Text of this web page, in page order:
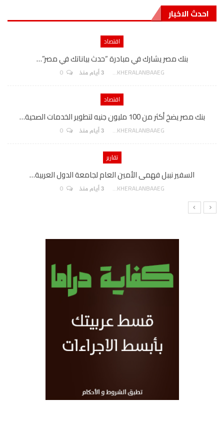
احدث الاخبار
اقتصاد
بنك مصر يشارك في مبادرة “حدث بياناتك في مصر”…
AKHERALANBAAEG 3 أيام منذ
اقتصاد
بنك مصر يضخ أكثر من 100 مليون جنيه لتطوير الخدمات الصحية…
AKHERALANBAAEG 3 أيام منذ
تقارير
السفير نببل فهمى الأمين العام لجامعة الدول العربية…
AKHERALANBAAEG 3 أيام منذ